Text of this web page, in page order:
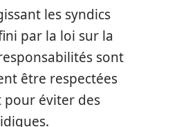
les syndics
par la loi sur la
sont
être respectées
pour éviter des